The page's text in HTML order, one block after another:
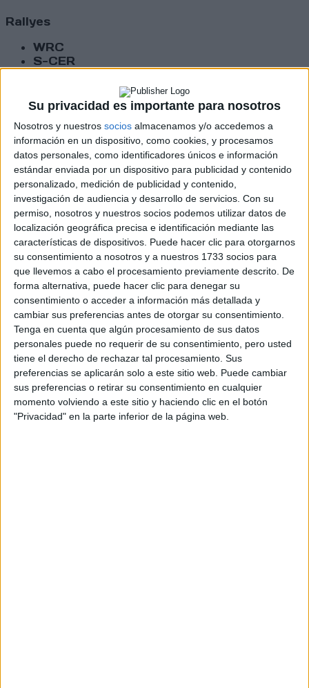
Su privacidad es importante para nosotros
Nosotros y nuestros socios almacenamos y/o accedemos a
información en un dispositivo, como cookies, y procesamos
datos personales, como identificadores únicos e información
estándar enviada por un dispositivo para publicidad y contenido
personalizado, medición de publicidad y contenido,
investigación de audiencia y desarrollo de servicios. Con su
permiso, nosotros y nuestros socios podemos utilizar datos de
localización geográfica precisa e identificación mediante las
características de dispositivos. Puede hacer clic para otorgarnos
su consentimiento a nosotros y a nuestros 1733 socios para
que llevemos a cabo el procesamiento previamente descrito. De
forma alternativa, puede hacer clic para denegar su
consentimiento o acceder a información más detallada y
cambiar sus preferencias antes de otorgar su consentimiento.
Tenga en cuenta que algún procesamiento de sus datos
personales puede no requerir de su consentimiento, pero usted
tiene el derecho de rechazar tal procesamiento. Sus
preferencias se aplicarán solo a este sitio web. Puede cambiar
sus preferencias o retirar su consentimiento en cualquier
momento volviendo a este sitio y haciendo clic en el botón
"Privacidad" en la parte inferior de la página web.
Rallyes
WRC
S-CER
CERT
Internacionales
Campeonatos Autonómicos
Históricos
Dakar
RallyCross
Circuitos
F1
Fórmula E
F2 / F3 / F4
Resistencia
Indycar
Otros
Producto
Producto
Web pensada para poder ofrecer diferentes
productos propios y ajenos para que los
aficionados los puedan adquirir